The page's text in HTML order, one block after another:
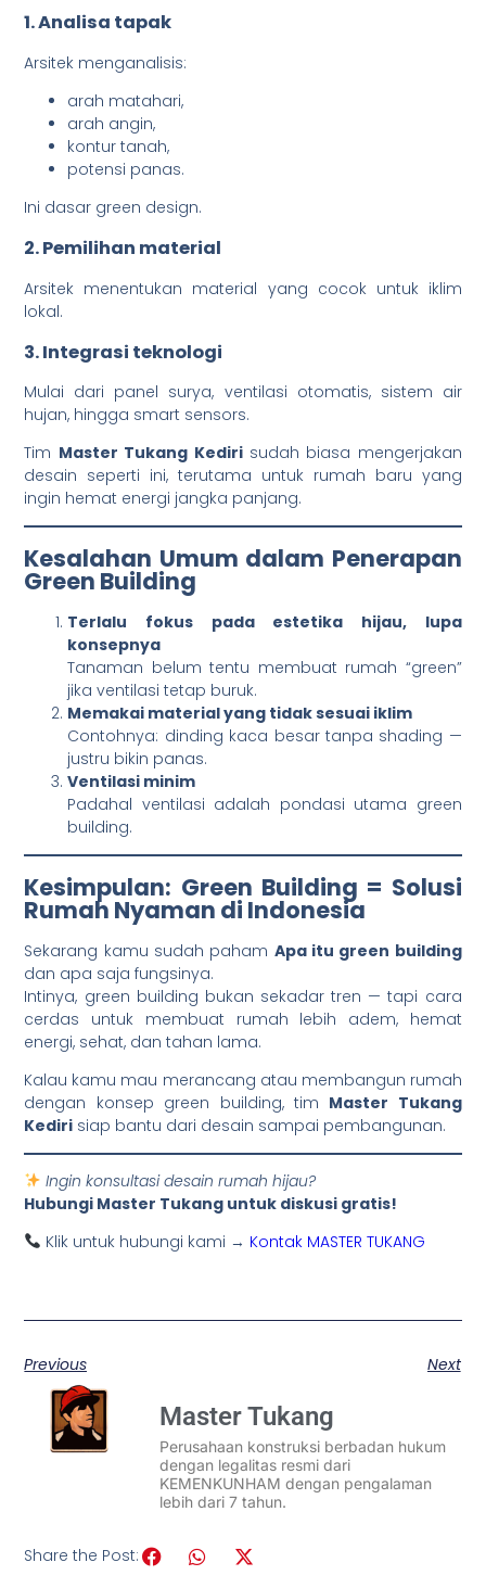
1. Analisa tapak
Arsitek menganalisis:
arah matahari,
arah angin,
kontur tanah,
potensi panas.
Ini dasar green design.
2. Pemilihan material
Arsitek menentukan material yang cocok untuk iklim
lokal.
3. Integrasi teknologi
Mulai dari panel surya, ventilasi otomatis, sistem air
hujan, hingga smart sensors.
Tim Master Tukang Kedirisudah biasa mengerjakan
desain seperti ini, terutama untuk rumah baru yang
ingin hemat energi jangka panjang.
Kesalahan Umum dalam Penerapan
Green Building
Terlalu fokus pada estetika hijau, lupa
konsepnya
Tanaman belum tentu membuat rumah “green”
jika ventilasi tetap buruk.
Memakai material yang tidak sesuai iklim
Contohnya: dinding kaca besar tanpa shading —
justru bikin panas.
Ventilasi minim
Padahal ventilasi adalah pondasi utama green
building.
Kesimpulan: Green Building = Solusi
Rumah Nyaman di Indonesia
Sekarang kamu sudah paham Apa itu green building
dan apa saja fungsinya.
Intinya, green building bukan sekadar tren — tapi cara
cerdas untuk membuat rumah lebih adem, hemat
energi, sehat, dan tahan lama.
Kalau kamu mau merancang atau membangun rumah
dengan konsep green building, tim Master Tukang
Kediri siap bantu dari desain sampai pembangunan.
Ingin konsultasi desain rumah hijau?
Hubungi Master Tukang untuk diskusi gratis!
Klik untuk hubungi kami → Kontak MASTER TUKANG
Previous Next
Master Tukang
Perusahaan konstruksi berbadan hukum
dengan legalitas resmi dari
KEMENKUNHAM dengan pengalaman
lebih dari 7 tahun.
Share the Post: